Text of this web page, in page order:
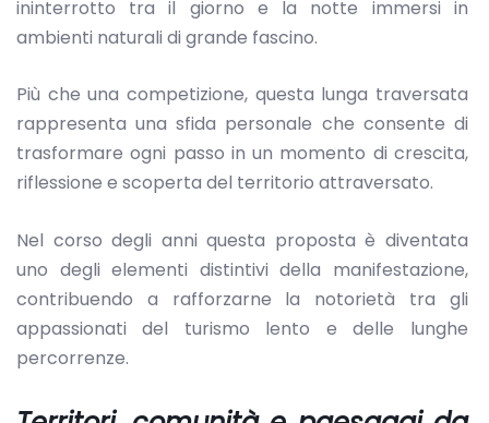
ininterrotto tra il giorno e la notte immersi in
ambienti naturali di grande fascino.
Più che una competizione, questa lunga traversata
rappresenta una sfida personale che consente di
trasformare ogni passo in un momento di crescita,
riflessione e scoperta del territorio attraversato.
Nel corso degli anni questa proposta è diventata
uno degli elementi distintivi della manifestazione,
contribuendo a rafforzarne la notorietà tra gli
appassionati del turismo lento e delle lunghe
percorrenze.